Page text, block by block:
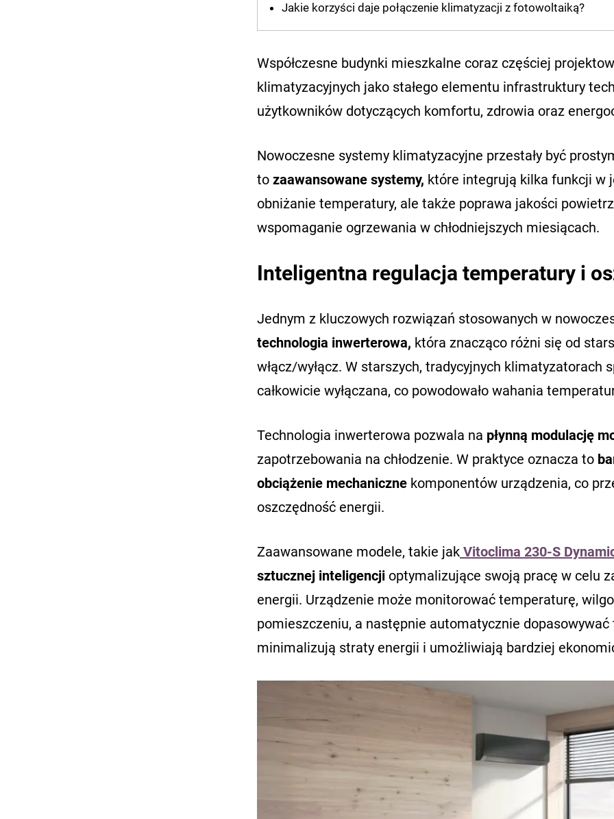
Jakie korzyści daje połączenie klimatyzacji z fotowoltaiką?
Współczesne budynki mieszkalne coraz częściej
klimatyzacyjnych jako stałego elementu infrastruktury
użytkowników dotyczących komfortu, zdrowia oraz
Nowoczesne systemy klimatyzacyjne przestały być
to zaawansowane systemy, które integrują kilka funkcji w
obniżanie temperatury, ale także poprawa jakości
wspomaganie ogrzewania w chłodniejszych miesiącach.
Inteligentna regulacja temperatury i
Jednym z kluczowych rozwiązań stosowanych w
technologia inwerterowa, która znacząco różni się od
włącz/wyłącz. W starszych, tradycyjnych klimatyzatorach
całkowicie wyłączana, co powodowało wahania
Technologia inwerterowa pozwala na płynną modulację
zapotrzebowania na chłodzenie. W praktyce oznacza to
obciążenie mechaniczne komponentów urządzenia, co
oszczędność energii.
Zaawansowane modele, takie jak Vitoclima 230-S
sztucznej inteligencji optymalizujące swoją pracę w celu
energii. Urządzenie może monitorować temperaturę,
pomieszczeniu, a następnie automatycznie
minimalizują straty energii i umożliwiają bardziej